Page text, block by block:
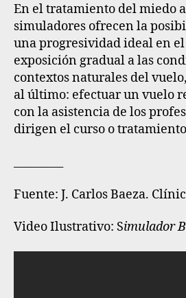
En el tratamiento del miedo
simuladores ofrecen la
una progresividad ideal en el
exposición gradual a las
contextos naturales del vuelo
al último: efectuar un vuelo
con la asistencia de los
dirigen el curso o
Fuente: J. Carlos Baeza.
Video Ilustrativo: Simulador